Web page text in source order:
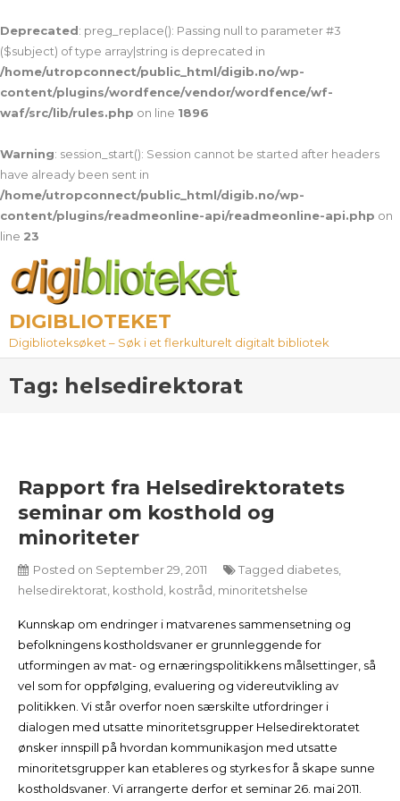
Deprecated: preg_replace(): Passing null to parameter #3
($subject) of type array|string is deprecated in
/home/utropconnect/public_html/digib.no/wp-
content/plugins/wordfence/vendor/wordfence/wf-
waf/src/lib/rules.php on line 1896
Warning: session_start(): Session cannot be started after headers
have already been sent in
/home/utropconnect/public_html/digib.no/wp-
content/plugins/readmeonline-api/readmeonline-api.php on
line 23
content
DIGIBLIOTEKET
Digiblioteksøket – Søk i et flerkulturelt digitalt bibliotek
Tag: helsedirektorat
Rapport fra Helsedirektoratets
seminar om kosthold og
minoriteter
Posted on September 29, 2011 Tagged diabetes
helsedirektorat kosthold kostråd minoritetshelse
Kunnskap om endringer i matvarenes sammensetning og
befolkningens kostholdsvaner er grunnleggende for
utformingen av mat- og ernæringspolitikkens målsettinger, så
vel som for oppfølging, evaluering og videreutvikling av
politikken. Vi står overfor noen særskilte utfordringer i
dialogen med utsatte minoritetsgrupper Helsedirektoratet
ønsker innspill på hvordan kommunikasjon med utsatte
minoritetsgrupper kan etableres og styrkes for å skape sunne
kostholdsvaner. Vi arrangerte derfor et seminar 26. mai 2011.